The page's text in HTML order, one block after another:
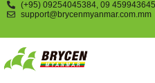
(+95) 09254045384, 09 459943645
support@brycenmyanmar.com.mm